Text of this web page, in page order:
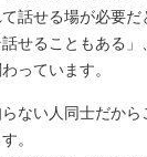
て話せる場が必要
せることもある
っています。
ない人同士だから
。